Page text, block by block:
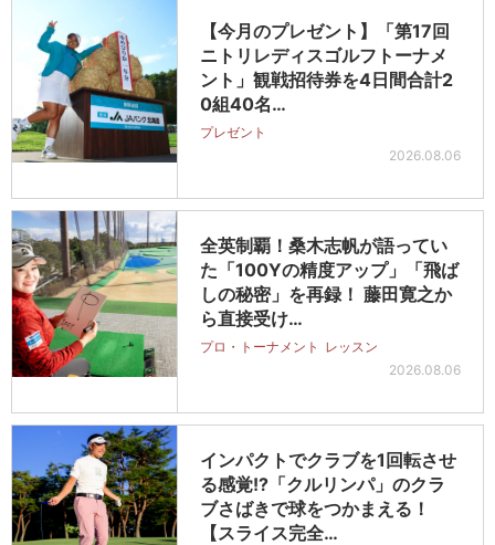
【今月のプレゼント】「第17回
ニトリレディスゴルフトーナメ
ント」観戦招待券を4日間合計2
0組40名…
プレゼント
2026.08.06
全英制覇！桑木志帆が語ってい
た「100Yの精度アップ」「飛ば
しの秘密」を再録！ 藤田寛之か
ら直接受け…
プロ・トーナメント レッスン
2026.08.06
インパクトでクラブを1回転させ
る感覚!?「クルリンパ」のクラ
ブさばきで球をつかまえる！
【スライス完全…